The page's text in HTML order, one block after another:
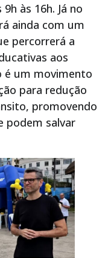
às 16h. Já no
ainda com um
percorrerá a
aos
é um movimento
para redução
promovendo
podem salvar